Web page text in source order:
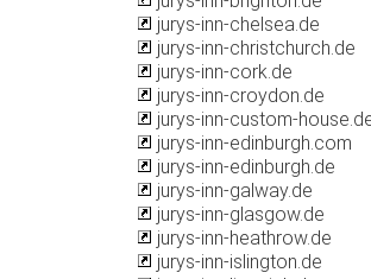
jurys-inn-chelsea.de
jurys-inn-christchurch.de
jurys-inn-cork.de
jurys-inn-croydon.de
jurys-inn-custom-
jurys-inn-edinburgh.com
jurys-inn-edinburgh.de
jurys-inn-galway.de
jurys-inn-glasgow.de
jurys-inn-heathrow.de
jurys-inn-islington.de